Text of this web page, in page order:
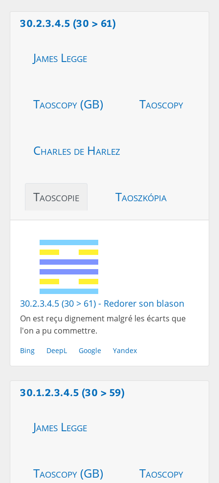
30.2.3.4.5 (30 > 61)
James Legge
Taoscopy (GB) Taoscopy
Charles de Harlez
Taoscopie Taoszkópia
30.2.3.4.5 (30 > 61) - Redorer son blason
On est reçu dignement malgré les écarts que
l'on a pu commettre.
Bing DeepL Google Yandex
30.1.2.3.4.5 (30 > 59)
James Legge
Taoscopy (GB) Taoscopy